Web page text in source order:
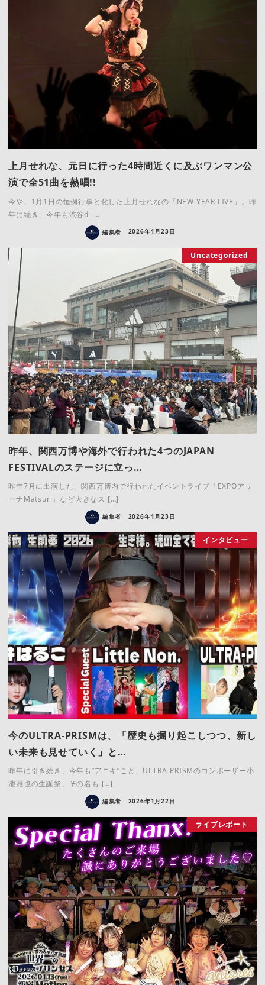
上月せれな、元日に行った4時間近くに及ぶワンマン公
演で全51曲を熱唱!!
今や、1月1日の恒例行事と化した上月せれなの「NEW YEAR LIVE」。昨
年に続き、今年も渋谷d […]
編集者 2026年1月23日
Uncategorized
昨年、関西万博や海外で行われた4つのJAPAN
FESTIVALのステージに立っ…
昨年7月に出演した、関西万博内で行われたイベントライブ「EXPOアリ
ーナMatsuri」など大きなス […]
編集者 2026年1月23日
インタビュー
今のULTRA-PRISMは、「歴史も掘り起こしつつ、新し
い未来も見せていく」と…
昨年に引き続き、今年も”アニキ”こと、ULTRA-PRISMのコンポーザー小
池雅也の生誕祭、その名も […]
編集者 2026年1月22日
ライブレポート